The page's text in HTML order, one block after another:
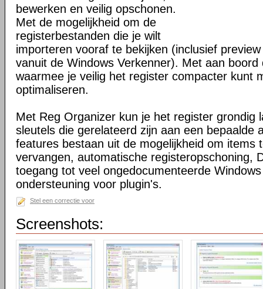
bewerken en veilig opschonen.
Met de mogelijkheid om de
registerbestanden die je wilt
importeren vooraf te bekijken (inclusief
vanuit de Windows Verkenner). Met aan boord
waarmee je veilig het register compacter kunt
optimaliseren.
Met Reg Organizer kun je het register grondig
sleutels die gerelateerd zijn aan een bepaalde
features bestaan uit de mogelijkheid om items
vervangen, automatische registeropschoning,
toegang tot veel ongedocumenteerde
ondersteuning voor plugin's.
Stel een correctie voor
Screenshots: